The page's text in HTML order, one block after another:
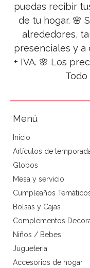
puedas recibir
de tu hogar. 🌸
alrededores,
presenciales y a
+ IVA. 🌸 Los
Menú
Inicio
Artículos de
Globos
Mesa y servicio
Cumpleaños
Bolsas y Cajas
Complementos
Niños / Bebes
Jugueteria
Accesorios de hogar